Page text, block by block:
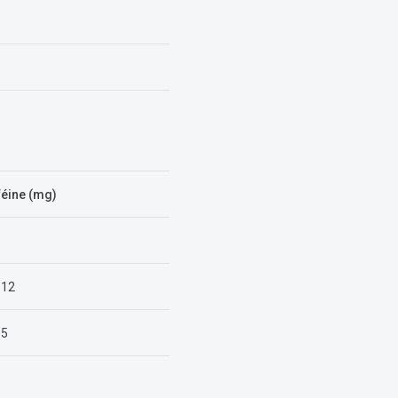
(mg)